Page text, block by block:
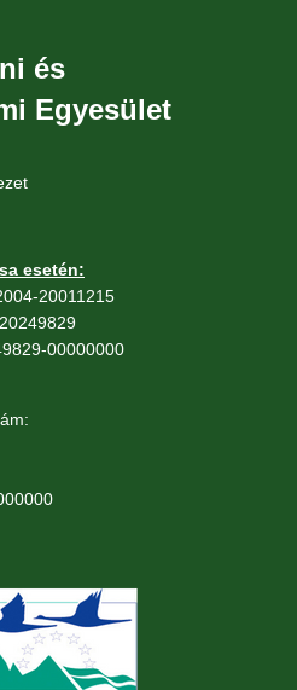
és
Egyesület
esetén:
20011215
00000000